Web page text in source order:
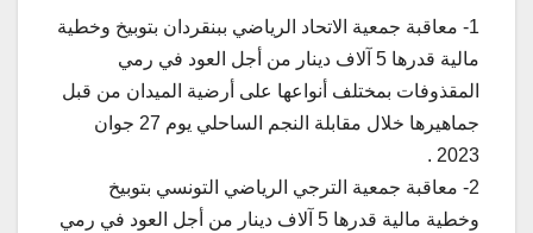
1- معاقبة جمعية الاتحاد الرياضي ببنقردان بتوبيخ وخطية
مالية قدرها 5 آلاف دينار من أجل العود في رمي
المقذوفات بمختلف أنواعها على أرضية الميدان من قبل
جماهيرها خلال مقابلة النجم الساحلي يوم 27 جوان
2023 .
2- معاقبة جمعية الترجي الرياضي التونسي بتوبيخ
وخطية مالية قدرها 5 آلاف دينار من أجل العود في رمي